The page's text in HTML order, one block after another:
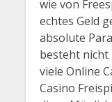
wie von
echtes Geld
absolute
besteht
viele Online
Casino